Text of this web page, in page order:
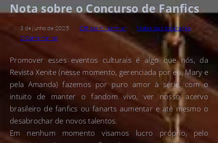
Nota sobre o Concurso de Fanfics
3 de junho de 2025 Officer Kiramman
Notas da Moderação
2 Comentários
Promover esses eventos culturais é algo que nós, da
Revista Xenite (nesse momento, gerenciada por eu, Mary e
pela Amanda) fazemos por puro amor à série, com o
intuito de manter o fandom vivo, ver nosso acervo
brasileiro de fanfics ou fanarts aumentar e até mesmo o
desabrochar de novos talentos.
Em nenhum momento visamos lucro próprio, pelo